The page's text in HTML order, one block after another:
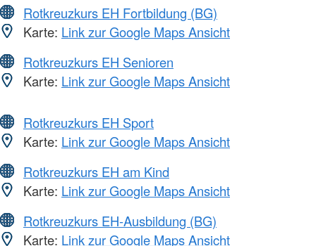
Rotkreuzkurs EH Fortbildung (BG)
Karte: Link zur Google Maps Ansicht
Rotkreuzkurs EH Senioren
Karte: Link zur Google Maps Ansicht
Rotkreuzkurs EH Sport
Karte: Link zur Google Maps Ansicht
Rotkreuzkurs EH am Kind
Karte: Link zur Google Maps Ansicht
Rotkreuzkurs EH-Ausbildung (BG)
Karte: Link zur Google Maps Ansicht